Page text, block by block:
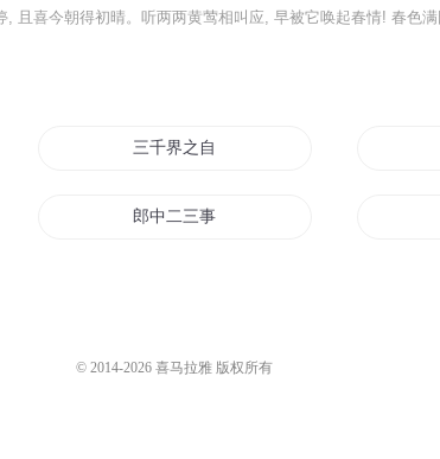
三千界之自古多情少年郎
郎中二三事
© 2014-2026 喜马拉雅 版权所有